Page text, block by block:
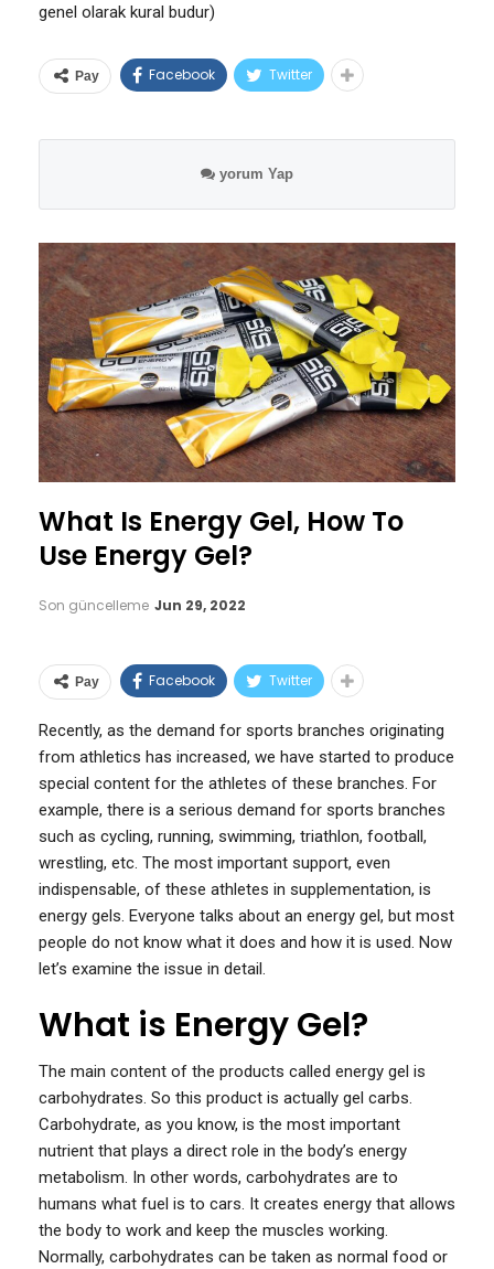
genel olarak kural budur)
Pay Facebook Twitter
yorum Yap
What Is Energy Gel, How To
Use Energy Gel?
Son güncelleme Jun 29, 2022
Pay Facebook Twitter
Recently, as the demand for sports branches originating
from athletics has increased, we have started to produce
special content for the athletes of these branches. For
example, there is a serious demand for sports branches
such as cycling, running, swimming, triathlon, football,
wrestling, etc. The most important support, even
indispensable, of these athletes in supplementation, is
energy gels. Everyone talks about an energy gel, but most
people do not know what it does and how it is used. Now
let’s examine the issue in detail.
What is Energy Gel?
The main content of the products called energy gel is
carbohydrates. So this product is actually gel carbs.
Carbohydrate, as you know, is the most important
nutrient that plays a direct role in the body’s energy
metabolism. In other words, carbohydrates are to
humans what fuel is to cars. It creates energy that allows
the body to work and keep the muscles working.
Normally, carbohydrates can be taken as normal food or